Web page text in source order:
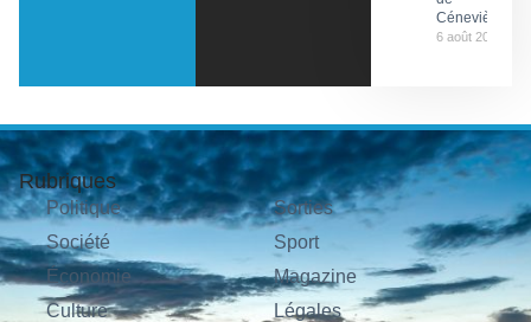
Cénevières
6 août 2026
Rubriques
Politique
Société
Économie
Culture
Sorties
Sport
Magazine
Légales